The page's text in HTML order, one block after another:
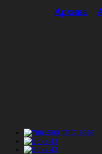
Архива